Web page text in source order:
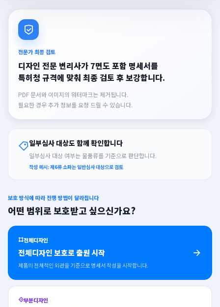
전문가 최종 검토
디자인 전문 변리사가 7면도 포함 명세서를
특허청 규격에 맞춰 최종 검토 후 보강합니다.
PDF 문서와 이미지의 워터마크는 제거됩니다.
필요한 경우 추가 정보를 요청 드릴 수 있습니다.
일부심사 대상도 함께 확인합니다
일부심사 대상 여부는 물품류를 기준으로 판단합니다.
작성 예시: 제6류 소파는 일반심사 대상으로 검토
보호 방식에 따라 진행 방법이 달라집니다
어떤 범위로 보호받고 싶으신가요?
전체디자인
전체디자인 보호로 출원 시작
제품의 전체적인 외관을 기준으로 명세서 작성을 시작합니다.
부분디자인